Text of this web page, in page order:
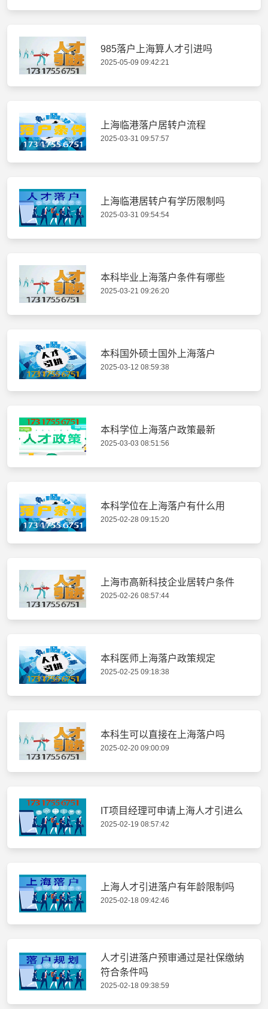
985落户上海算人才引进吗
2025-05-09 09:42:21
上海临港落户居转户流程
2025-03-31 09:57:57
上海临港居转户有学历限制吗
2025-03-31 09:54:54
本科毕业上海落户条件有哪些
2025-03-21 09:26:20
本科国外硕士国外上海落户
2025-03-12 08:59:38
本科学位上海落户政策最新
2025-03-03 08:51:56
本科学位在上海落户有什么用
2025-02-28 09:15:20
上海市高新科技企业居转户条件
2025-02-26 08:57:44
本科医师上海落户政策规定
2025-02-25 09:18:38
本科生可以直接在上海落户吗
2025-02-20 09:00:09
IT项目经理可申请上海人才引进么
2025-02-19 08:57:42
上海人才引进落户有年龄限制吗
2025-02-18 09:42:46
人才引进落户预审通过是社保缴纳
符合条件吗
2025-02-18 09:38:59